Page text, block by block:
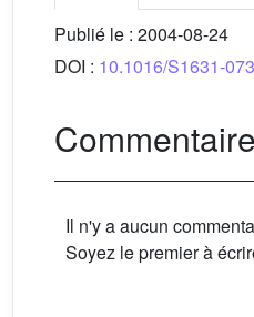
Publié le : 2004-08-24
DOI : 10.1016/S1631-
Il n'y a aucun
Soyez le premier à